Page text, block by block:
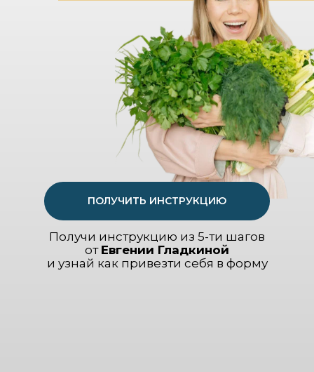
Получи инструкцию из 5-ти шагов
от Евгении Гладкиной
и узнай как привезти себя в форму
ПОЛУЧИТЬ ИНСТРУКЦИЮ